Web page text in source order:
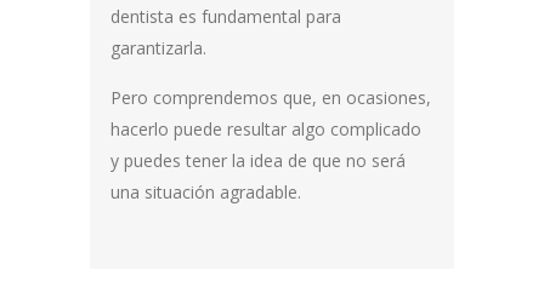
dentista es fundamental para
garantizarla.
Pero comprendemos que, en ocasiones,
hacerlo puede resultar algo complicado
y puedes tener la idea de que no será
una situación agradable.